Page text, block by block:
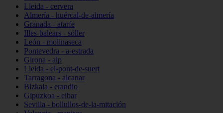
Lleida - cervera
Almería - huércal-de-almería
Granada - atarfe
Illes-balears - sóller
León - molinaseca
Pontevedra - a-estrada
Girona - alp
Lleida - el-pont-de-suert
Tarragona - alcanar
Bizkaia - erandio
Gipuzkoa - eibar
Sevilla - bollullos-de-la-mitación